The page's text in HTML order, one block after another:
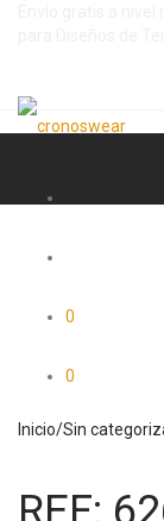
0
0
Inicio/Sin